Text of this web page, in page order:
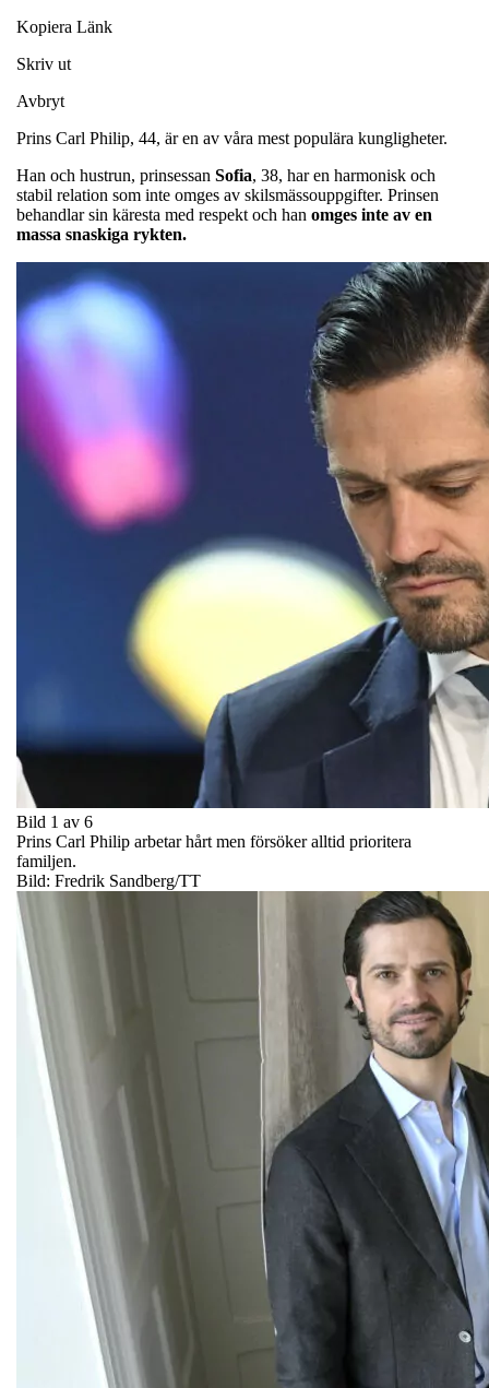
Kopiera Länk
Skriv ut
Avbryt
Prins Carl Philip, 44, är en av våra mest populära kungligheter.
Han och hustrun, prinsessan Sofia, 38, har en harmonisk och
stabil relation som inte omges av skilsmässouppgifter. Prinsen
behandlar sin käresta med respekt och han omges inte av en
massa snaskiga rykten.
Bild 1 av 6
Prins Carl Philip arbetar hårt men försöker alltid prioritera
familjen.
Bild: Fredrik Sandberg/TT